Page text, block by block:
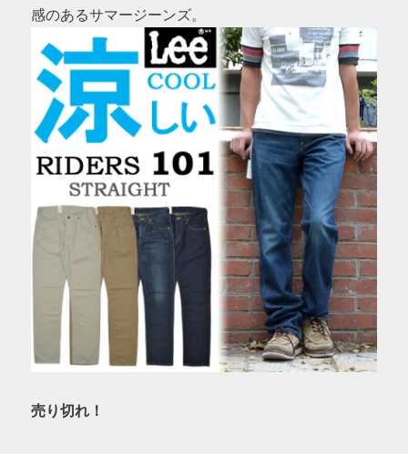
感のあるサマージーンズ。
売り切れ！